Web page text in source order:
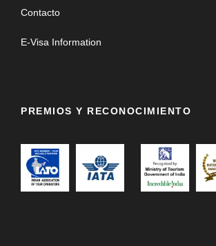
Contacto
E-Visa Information
PREMIOS Y RECONOCIMIENTO